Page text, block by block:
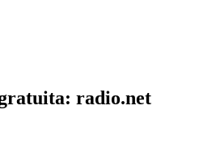
radio.net